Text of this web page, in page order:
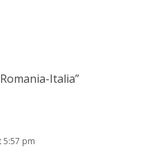
Italia”
5:57 pm